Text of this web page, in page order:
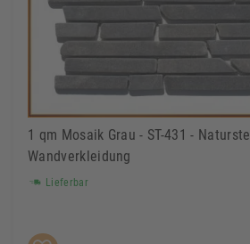
1 qm Mosaik Grau - ST-431 -
Wandverkleidung
Lieferbar